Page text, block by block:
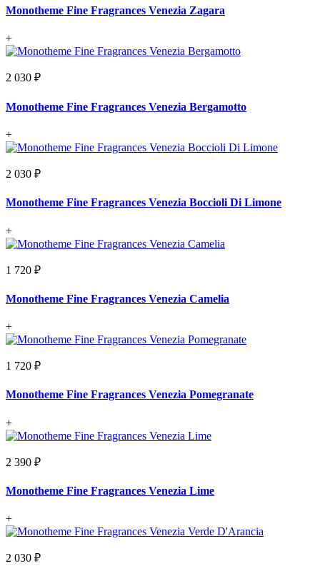
Monotheme Fine Fragrances Venezia Zagara
+
2 030 ₽
Monotheme Fine Fragrances Venezia Bergamotto
+
2 030 ₽
Monotheme Fine Fragrances Venezia Boccioli Di Limone
+
1 720 ₽
Monotheme Fine Fragrances Venezia Camelia
+
1 720 ₽
Monotheme Fine Fragrances Venezia Pomegranate
+
2 390 ₽
Monotheme Fine Fragrances Venezia Lime
+
2 030 ₽